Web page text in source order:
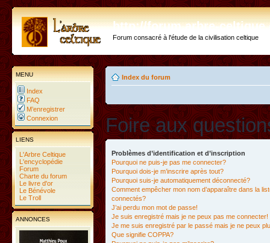
http://forum.arbre-
Forum consacré à l'étude de la civilisation celtique
MENU
Index
FAQ
M’enregistrer
Connexion
LIENS
L'Arbre Celtique
L'encyclopédie
Forum
Charte du forum
Le livre d'or
Le Bénévole
Le Troll
ANNONCES
Index du forum
Foire aux
Problèmes d’identification et d’inscription
Pourquoi ne puis-je pas me connecter?
Pourquoi dois-je m’inscrire après tout?
Pourquoi suis-je automatiquement déconnecté?
Comment empêcher mon nom d’apparaître dans la
connectés?
J’ai perdu mon mot de passe!
Je suis enregistré mais je ne peux pas me connecter!
Je me suis enregistré par le passé mais je ne peux
Que signifie COPPA?